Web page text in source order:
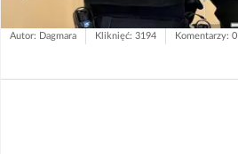
Autor: Dagmara Kliknięć: 3194 Komentarzy: 0